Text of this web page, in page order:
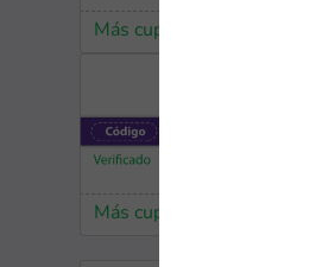
Más cupones de K4G
Más cupones de AliExpress